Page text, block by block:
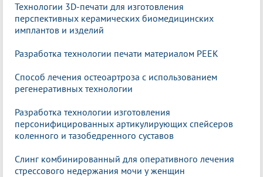
Технологии 3D-печати для изготовления
перспективных керамических биомедицинских
имплантов и изделий
Разработка технологии печати материалом PEEK
Способ лечения остеоартроза с использованием
регенеративных технологии
Разработка технологии изготовления
персонифицированных артикулирующих спейсеров
коленного и тазобедренного суставов
Слинг комбинированный для оперативного лечения
стрессового недержания мочи у женщин